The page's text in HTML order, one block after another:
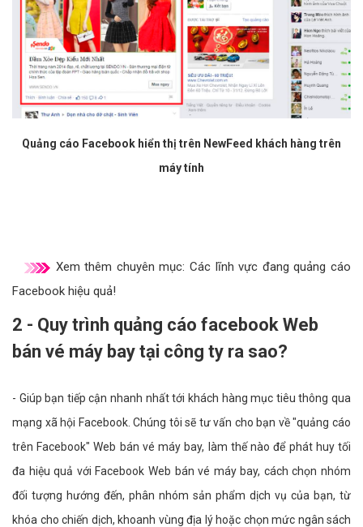
Quảng cáo Facebook hiển thị trên NewFeed khách hàng trên
máy tính
Xem thêm chuyên mục: Các lĩnh vực đang quảng cáo
Facebook hiệu quả!
2 - Quy trình quảng cáo facebook Web
bán vé máy bay tại công ty ra sao?
- Giúp bạn tiếp cận nhanh nhất tới khách hàng mục tiêu thông qua
mạng xã hội Facebook. Chúng tôi sẽ tư vấn cho bạn về "quảng cáo
trên Facebook" Web bán vé máy bay, làm thế nào để phát huy tối
đa hiệu quả với Facebook Web bán vé máy bay, cách chọn nhóm
đối tượng hướng đến, phân nhóm sản phẩm dịch vụ của bạn, từ
khóa cho chiến dịch, khoanh vùng địa lý hoặc chọn mức ngân sách